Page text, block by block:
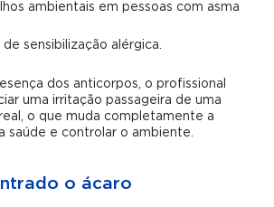
ambientais em pessoas com asma
de sensibilização alérgica.
dos anticorpos, o profissional
uma irritação passageira de uma
o que muda completamente a
saúde e controlar o ambiente.
o ácaro